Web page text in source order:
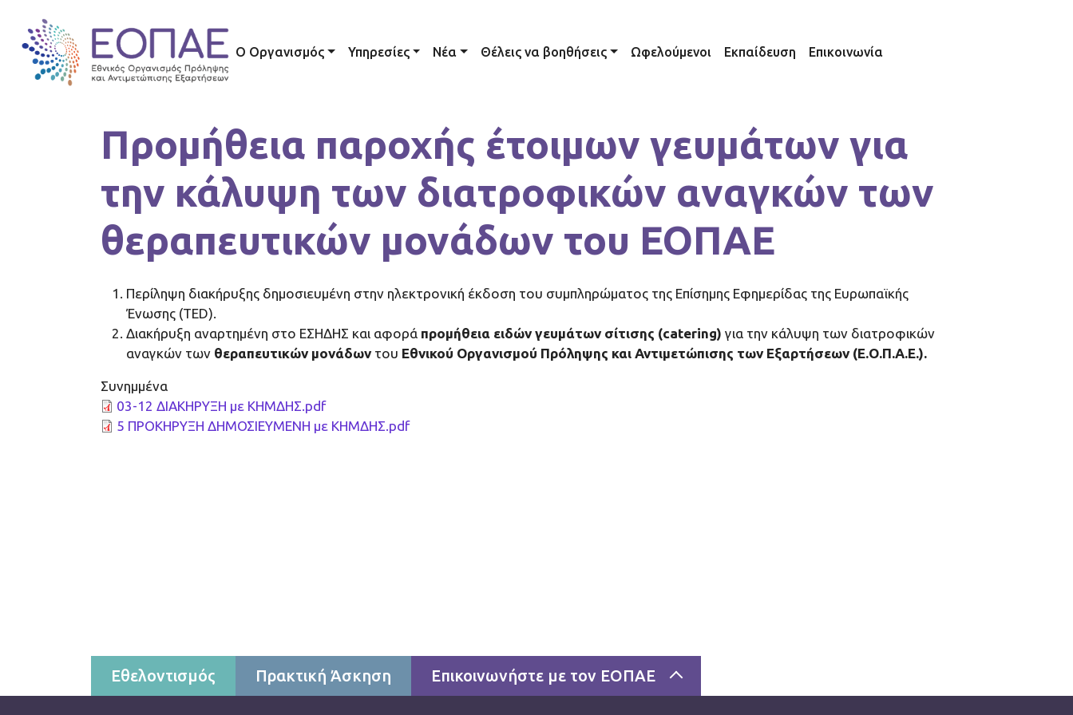
Main navigation
Ο Οργανισμός Υπηρεσίες Νέα Θέλεις να βοηθήσεις Ωφελούμενοι Εκπαίδευση Επικοινωνία
Προμήθεια παροχής έτοιμων γευμάτων για
την κάλυψη των διατροφικών αναγκών των
θεραπευτικών μονάδων του ΕΟΠΑΕ
Περίληψη διακήρυξης δημοσιευμένη στην ηλεκτρονική έκδοση του συμπληρώματος της Επίσημης Εφημερίδας της Ευρωπαϊκής
Ένωσης (TED).
Διακήρυξη αναρτημένη στο ΕΣΗΔΗΣ και αφορά προμήθεια ειδών γευμάτων σίτισης (catering) για την κάλυψη των διατροφικών
αναγκών των θεραπευτικών μονάδων του Εθνικού Οργανισμού Πρόληψης και Αντιμετώπισης των Εξαρτήσεων (Ε.Ο.Π.Α.Ε.).
Συνημμένα
03-12 ΔΙΑΚΗΡΥΞΗ με ΚΗΜΔΗΣ.pdf
5 ΠΡΟΚΗΡΥΞΗ ΔΗΜΟΣΙΕΥΜΕΝΗ με ΚΗΜΔΗΣ.pdf
Contact menu
Εθελοντισμός Πρακτική Άσκηση Επικοινωνήστε με τον ΕΟΠΑΕ